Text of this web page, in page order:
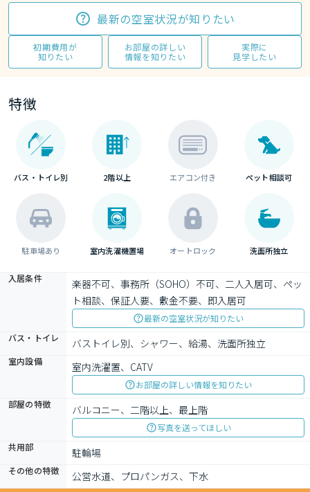
最新の空室状況が知りたい
初期費用が
知りたい
お部屋の詳しい
情報を知りたい
実際に
見学したい
特徴
バス・トイレ別 2階以上 エアコン付き ペット相談可
駐車場あり 室内洗濯機置場 オートロック 洗面所独立
入居条件
楽器不可、事務所（SOHO）不可、二人入居可、ペッ
ト相談、保証人要、敷金不要、即入居可
最新の空室状況が知りたい
バス・トイレ
バストイレ別、シャワー、給湯、洗面所独立
室内設備 室内洗濯置、CATV
お部屋の詳しい情報を知りたい
部屋の特徴
バルコニー、二階以上、最上階
写真を送ってほしい
共用部
駐輪場
その他の特徴
公営水道、プロパンガス、下水